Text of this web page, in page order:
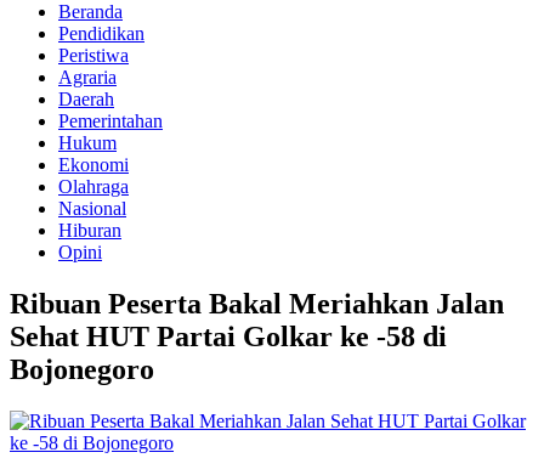
Beranda
Pendidikan
Peristiwa
Agraria
Daerah
Pemerintahan
Hukum
Ekonomi
Olahraga
Nasional
Hiburan
Opini
Ribuan Peserta Bakal Meriahkan Jalan
Sehat HUT Partai Golkar ke -58 di
Bojonegoro